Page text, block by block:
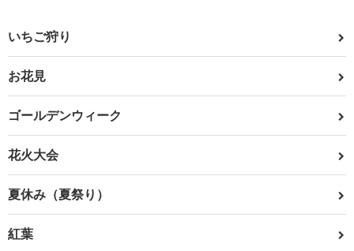
いちご狩り
お花見
ゴールデンウィーク
花火大会
夏休み（夏祭り）
紅葉